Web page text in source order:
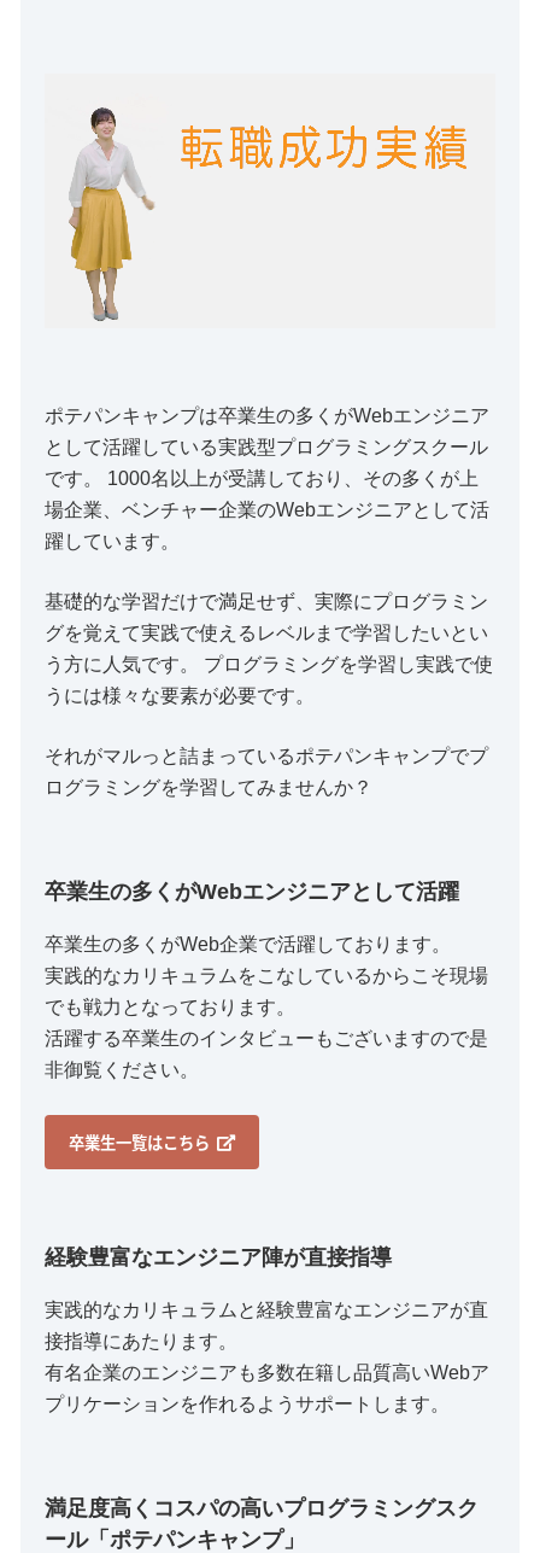
ポテパンキャンプは卒業生の多くがWebエンジニア
として活躍している実践型プログラミングスクール
です。 1000名以上が受講しており、その多くが上
場企業、ベンチャー企業のWebエンジニアとして活
躍しています。
基礎的な学習だけで満足せず、実際にプログラミン
グを覚えて実践で使えるレベルまで学習したいとい
う方に人気です。 プログラミングを学習し実践で使
うには様々な要素が必要です。
それがマルっと詰まっているポテパンキャンプでプ
ログラミングを学習してみませんか？
卒業生の多くがWebエンジニアとして活躍
卒業生の多くがWeb企業で活躍しております。
実践的なカリキュラムをこなしているからこそ現場
でも戦力となっております。
活躍する卒業生のインタビューもございますので是
非御覧ください。
卒業生一覧はこちら
経験豊富なエンジニア陣が直接指導
実践的なカリキュラムと経験豊富なエンジニアが直
接指導にあたります。
有名企業のエンジニアも多数在籍し品質高いWebア
プリケーションを作れるようサポートします。
満足度高くコスパの高いプログラミングスク
ール「ポテパンキャンプ」